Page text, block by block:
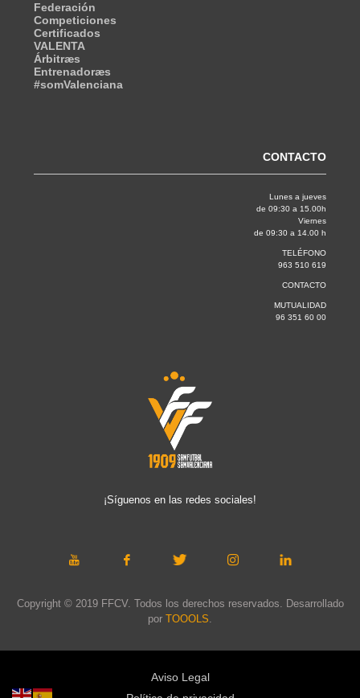
Federación
Competiciones
Certificados
VALENTA
Árbitræs
Entrenadoræs
#somValenciana
CONTACTO
Lunes a jueves
de 09:30 a 15.00h
Viernes
de 09:30 a 14.00 h
TELÉFONO
963 510 619
CONTACTO
MUTUALIDAD
96 351 60 00
¡Síguenos en las redes sociales!
Copyright © 2019 FFCV. Todos los derechos reservados. Desarrollado
por TOOOLS.
Aviso Legal